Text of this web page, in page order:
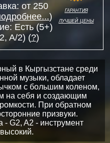
от 250
)
Есть (5+)
A/2) (?)
гарантия
лучшей цены
в Кыргызстане среди
музыки, обладает
с большим коленом,
на себя и создающим
При обратном
призвуки.
- G2, A2 - инструмент